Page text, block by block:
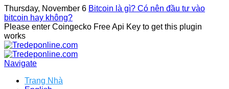
Thursday, November 6 Bitcoin là gì? Có nên đầu tư vào
bitcoin hay không?
Please enter Coingecko Free Api Key to get this plugin
works
Navigate
Trang Nhà